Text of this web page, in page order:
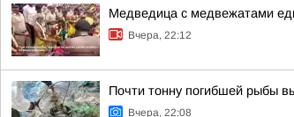
Медведица с медвежатами
Вчера, 22:12
Почти тонну погибшей рыбы
Вчера, 22:08